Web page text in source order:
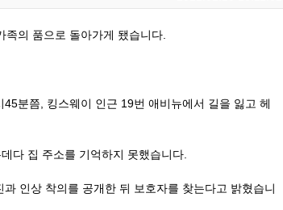
의 품으로 돌아가게 됐습니다.
분쯤, 킹스웨이 인근 19번 애비뉴에서 길을 잃고 헤
다 집 주소를 기억하지 못했습니다.
인상 착의를 공개한 뒤 보호자를 찾는다고 밝혔습니